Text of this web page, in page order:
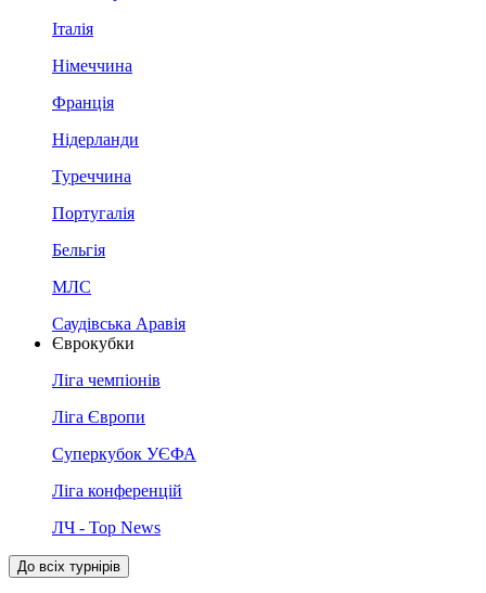
Італія
Німеччина
Франція
Нідерланди
Туреччина
Португалія
Бельгія
МЛС
Саудівська Аравія
Єврокубки
Ліга чемпіонів
Ліга Європи
Суперкубок УЄФА
Ліга конференцій
ЛЧ - Top News
До всіх турнірів